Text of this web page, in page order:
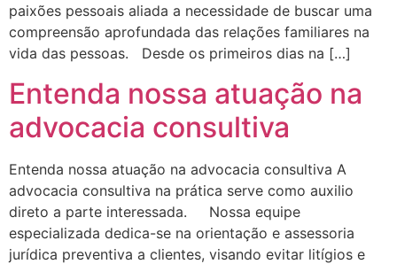
paixões pessoais aliada a necessidade de buscar uma
compreensão aprofundada das relações familiares na
vida das pessoas. Desde os primeiros dias na […]
Entenda nossa atuação na
advocacia consultiva
Entenda nossa atuação na advocacia consultiva A
advocacia consultiva na prática serve como auxilio
direto a parte interessada. Nossa equipe
especializada dedica-se na orientação e assessoria
jurídica preventiva a clientes, visando evitar litígios e